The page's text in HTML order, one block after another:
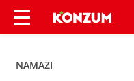
Bakina
NAMAZI